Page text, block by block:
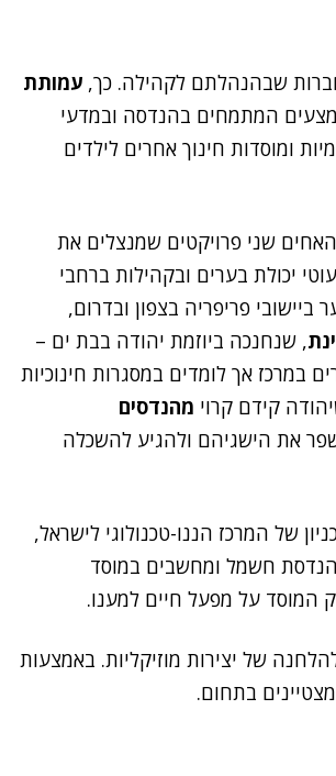
שבהנהלתם לקהילה. כך, עמותת
המתמחים בהנדסה ובמדעי
15 חדרי מחשבים לפנימיות ומוסדות חינוך אחרים לילדים
שני פרויקטים שמנצלים את
יכולת בערים ובקהילות ברחבי
ביישובי פריפריה בצפון ובדרום,
, שנחנכה ביוזמת יהודה בבת ים –
במרכז אך לומדים במסגרות חינוכיות
קידם קרוי מהנדסים
את הישגיהם ולהגיע להשכלה
להקמתו בטכניון של המרכז הננו-טכנולוגי לישראל,
חשמל ומחשבים במוסד
המוסד על מפעל חיים למענו.
של יצירות מוזיקליות. באמצעות
בתחום.